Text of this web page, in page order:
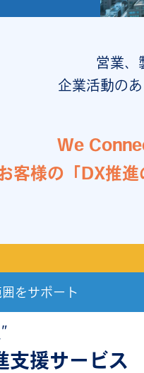
営業、
企業活動の
We
客様の「DX推
をサポート
支援サービス